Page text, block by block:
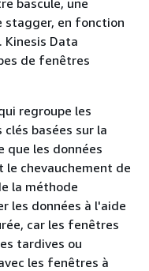
bascule, une
en fonction
Kinesis Data
de fenêtres
regroupe les
basées sur la
que les données
chevauchement de
la méthode
les données à l'aide
car les fenêtres
tardives ou
les fenêtres à